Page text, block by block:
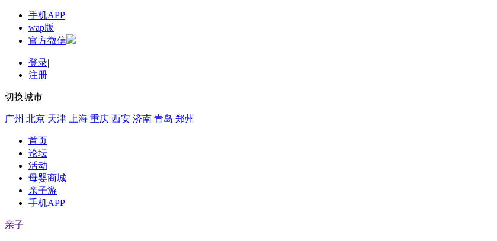
手机APP
wap版
官方微信
登录|
注册
切换城市
广州 北京 天津 上海 重庆 西安 济南 青岛 郑州
首页
论坛
活动
母婴商城
亲子游
手机APP
亲子